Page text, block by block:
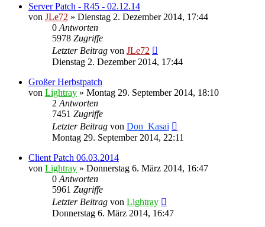
Server Patch - R45 - 02.12.14
von JLe72 » Dienstag 2. Dezember 2014, 17:44
0 Antworten
5978 Zugriffe
Letzter Beitrag von JLe72
Dienstag 2. Dezember 2014, 17:44
Großer Herbstpatch
von Lightray » Montag 29. September 2014, 18:10
2 Antworten
7451 Zugriffe
Letzter Beitrag von Don_Kasai
Montag 29. September 2014, 22:11
Client Patch 06.03.2014
von Lightray » Donnerstag 6. März 2014, 16:47
0 Antworten
5961 Zugriffe
Letzter Beitrag von Lightray
Donnerstag 6. März 2014, 16:47